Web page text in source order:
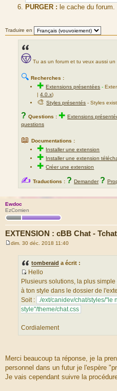
PURGER : le cache du forum.
Traduire en
Tu as un forum et tu veux aussi un
🔍 Recherches :
✚Extensions présentées -
|4.0.x)
🎨Styles présentés - Styles
? Questions : ✚ Extensions
questions
📖 Documentations :
✚ Installer une extension
✚ Installer une extension
✚Créer une extension
✍ Traductions : ? Demander ?
Ewdoc
EzComien
EXTENSION : cBB Chat -
dim. 30 déc. 2018 11:40
tomberaid a écrit :
S
o
u
r
e
e
s
s
Hello
Plusieurs solutions, la plus
à ton style dans le dossier de
Soit : ./ext/canidev/chat/styles/"le
style"/theme/chat.css
Cordialement
Merci beaucoup ta réponse, je la
personnel dans un futur je l'espère
Je vais cependant suivre la